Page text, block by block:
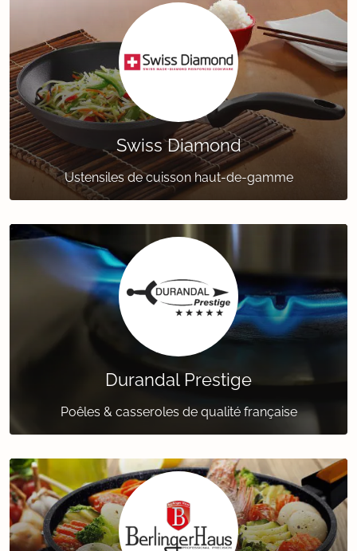
Swiss Diamond
Ustensiles de cuisson haut-de-gamme
Durandal Prestige
Poêles & casseroles de qualité française